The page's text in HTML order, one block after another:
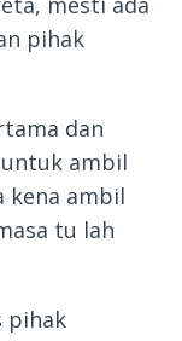
pihak
dan
ambil
kena ambil
tu lah
pihak